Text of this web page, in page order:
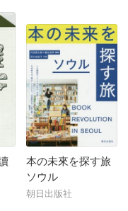
本の未來を探す旅
ソウル
朝日出版社